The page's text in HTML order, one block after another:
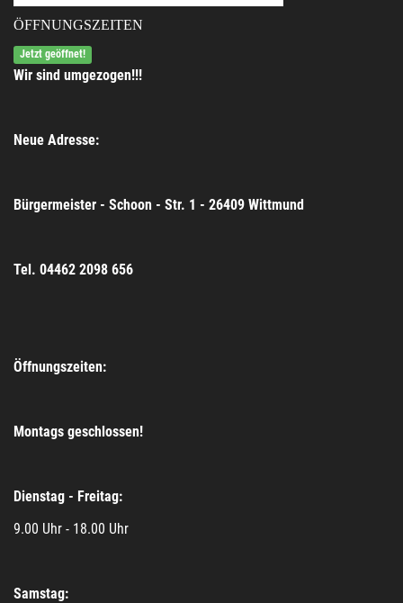
ÖFFNUNGSZEITEN
Jetzt geöffnet!
Wir sind umgezogen!!!
Neue Adresse:
Bürgermeister - Schoon - Str. 1 - 26409 Wittmund
Tel. 04462 2098 656
Öffnungszeiten:
Montags geschlossen!
Dienstag - Freitag:
9.00 Uhr - 18.00 Uhr
Samstag: